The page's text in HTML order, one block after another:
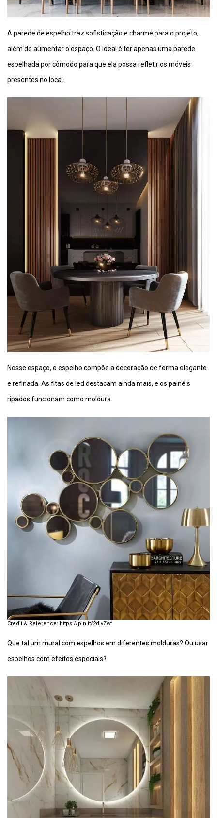
A parede de espelho traz sofisticação e charme para o projeto,
além de aumentar o espaço. O ideal é ter apenas uma parede
espelhada por cômodo para que ela possa refletir os móveis
presentes no local.
Nesse espaço, o espelho compõe a decoração de forma elegante
e refinada. As fitas de led destacam ainda mais, e os painéis
ripados funcionam como moldura.
https://pin.it/2djvZwf
Que tal um mural com espelhos em diferentes molduras? Ou usar
espelhos com efeitos especiais?